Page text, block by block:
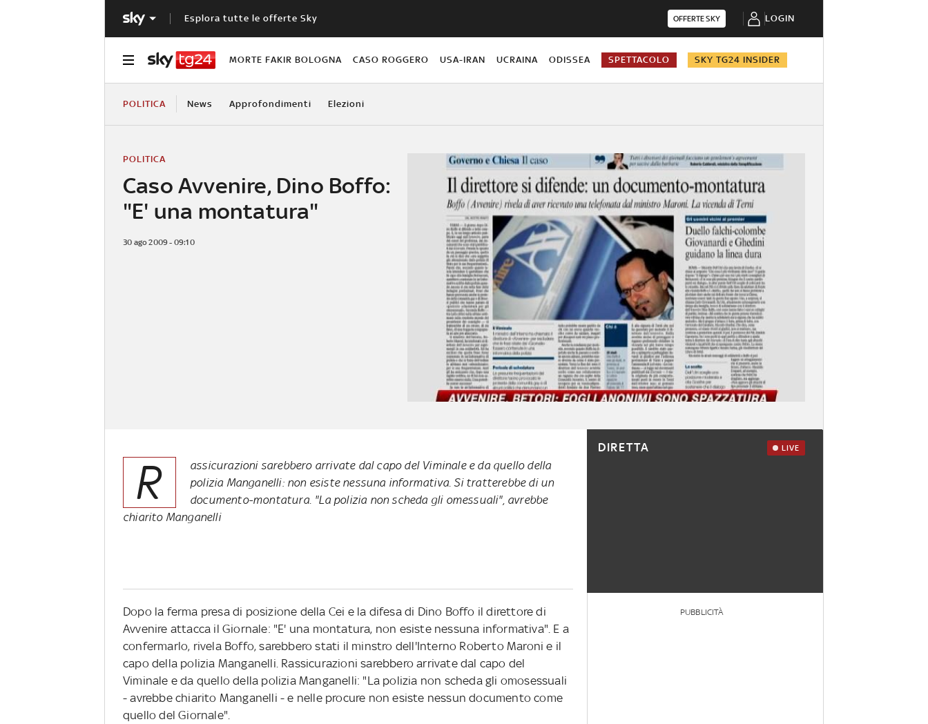
Esplora tutte le offerte Sky OFFERTE SKY LOGIN
MORTE FAKIR BOLOGNA CASO ROGGERO USA-IRAN UCRAINA ODISSEA SPETTACOLO SKY TG24 INSIDER
POLITICA News Approfondimenti Elezioni
Caso Avvenire, Dino Boffo:
"E' una montatura"
POLITICA
30 ago 2009 - 09:10
R
assicurazioni sarebbero arrivate dal capo del Viminale e da quello della
polizia Manganelli: non esiste nessuna informativa. Si tratterebbe di un
documento-montatura. "La polizia non scheda gli omessuali", avrebbe
chiarito Manganelli
Dopo la ferma presa di posizione della Cei e la difesa di Dino Boffo il direttore di
Avvenire attacca il Giornale: "E' una montatura, non esiste nessuna informativa". E a
confermarlo, rivela Boffo, sarebbero stati il minstro dell'Interno Roberto Maroni e il
capo della polizia Manganelli. Rassicurazioni sarebbero arrivate dal capo del
Viminale e da quello della polizia Manganelli: "La polizia non scheda gli omosessuali
- avrebbe chiarito Manganelli - e nelle procure non esiste nessun documento come
quello del Giornale".
DIRETTA LIVE
PUBBLICITÀ